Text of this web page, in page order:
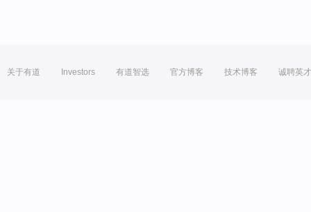
关于有道 Investors 有道智选 官方博客 技术博客 诚聘英才